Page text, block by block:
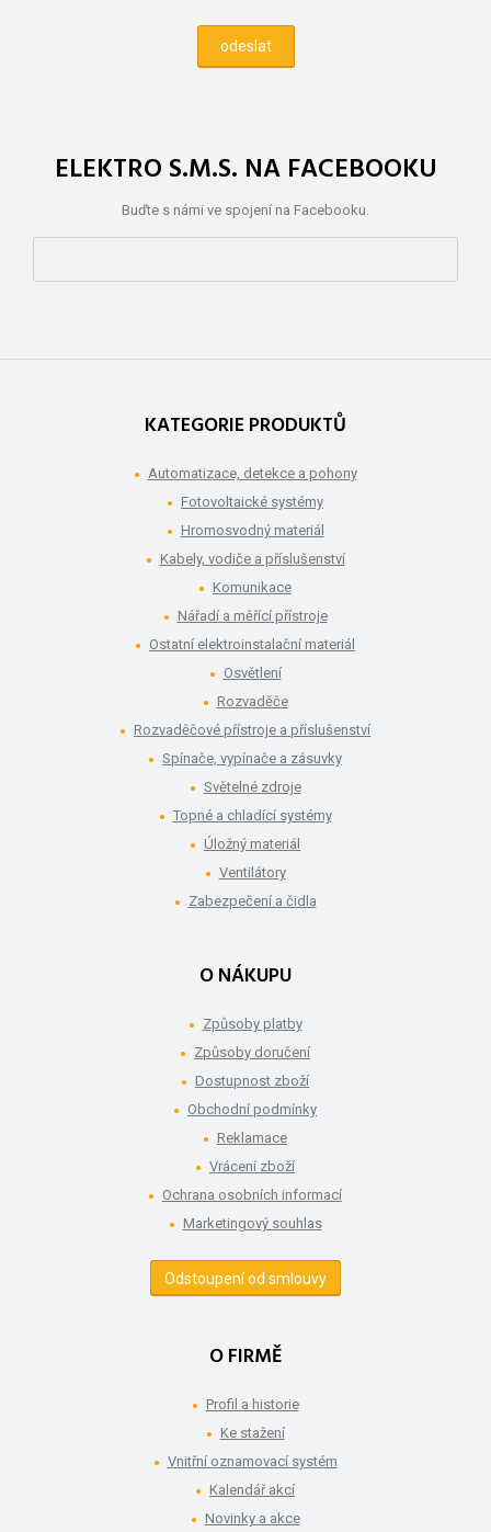
ELEKTRO S.M.S. NA FACEBOOKU
Buďte s námi ve spojení na Facebooku.
KATEGORIE PRODUKTŮ
Automatizace, detekce a pohony
Fotovoltaické systémy
Hromosvodný materiál
Kabely, vodiče a příslušenství
Komunikace
Nářadí a měřící přístroje
Ostatní elektroinstalační materiál
Osvětlení
Rozvaděče
Rozvaděčové přístroje a příslušenství
Spínače, vypínače a zásuvky
Světelné zdroje
Topné a chladící systémy
Úložný materiál
Ventilátory
Zabezpečení a čidla
O NÁKUPU
Způsoby platby
Způsoby doručení
Dostupnost zboží
Obchodní podmínky
Reklamace
Vrácení zboží
Ochrana osobních informací
Marketingový souhlas
Odstoupení od smlouvy
O FIRMĚ
Profil a historie
Ke stažení
Vnitřní oznamovací systém
Kalendář akcí
Novinky a akce